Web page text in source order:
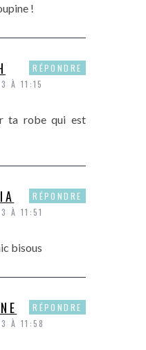
!
À 11:15
ta robe qui est
RÉPONDRE
À 11:51
bisous
RÉPONDRE
À 11:58
RÉPONDRE